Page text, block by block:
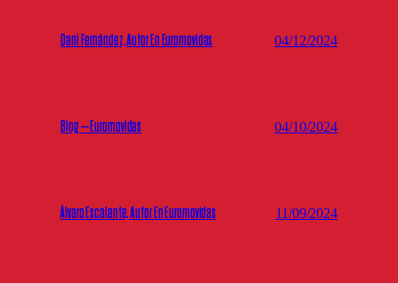
Dani Fernández, Autor En Euromovidas 04/12/2024
Blog – Euromovidas 04/10/2024
Álvaro Escalante, Autor En Euromovidas 11/09/2024